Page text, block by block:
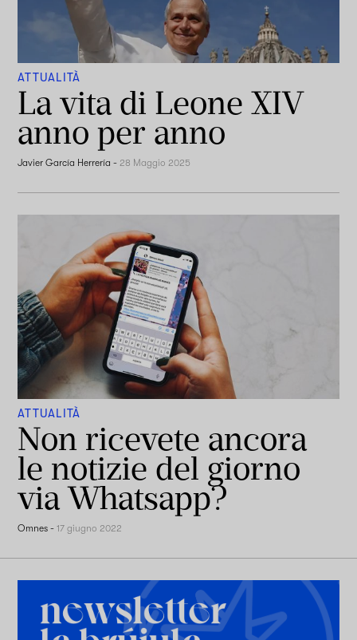
ATTUALITÀ
La vita di Leone XIV
anno per anno
Javier García Herrería -28 Maggio 2025
ATTUALITÀ
Non ricevete ancora
le notizie del giorno
via Whatsapp?
Omnes -17 giugno 2022